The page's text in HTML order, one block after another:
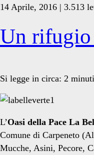
14 Aprile, 2016 | 3.513
Un
Si legge in circa: 2 minuti
L’Oasi della Pace La
Comune di Carpeneto
Mucche, Asini, Pecore,